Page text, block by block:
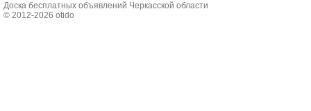
Доска бесплатных объявлений Черкасской области
© 2012-2026 otido